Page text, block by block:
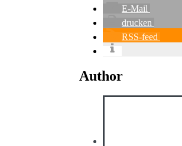
E-Mail
drucken
RSS-feed
Author